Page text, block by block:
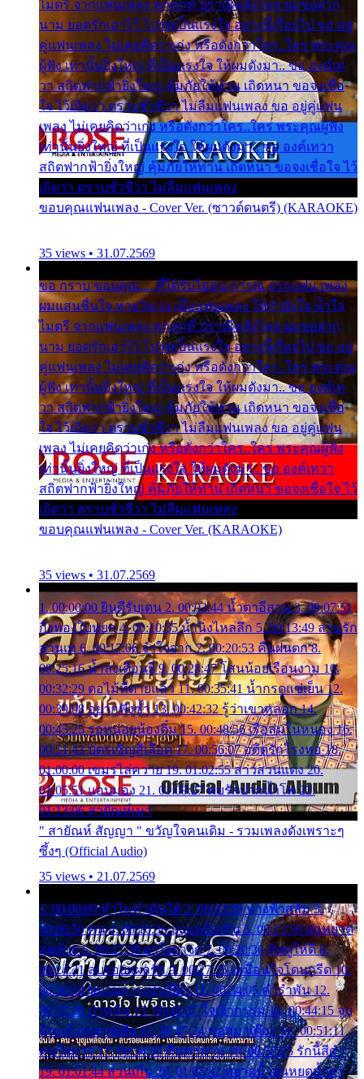
ไมตรี จากแฟนเพลง ทุกทุกที่ ปราณีหลั่งไหล ผมขอฝาก
นาม ยอดรักเอาไว้ โปรดเป็นแรงใจ อย่างนี้เรื่อยไป ขอ อยู่
คู่แฟนเพลง ไม่เคยคิดว่าเก่ง หรือดังกว่าใคร..ใคร พระคุณ
ผู้ฟัง เท่านั้นยิ่งใหญ่ ที่เป็นแรงใจ ให้ผมดังมา.. ขอ องค์เท
วา สถิตฟากฟ้ายิ่งใหญ่ คุ้มภัยให้ท่าน เถิดหนา ขอจงเชื่อ
ใจ ไว้เถิดว่า ตราบชั่วชีวา ไม่ลืมแฟนเพลง ขอ อยู่คู่แฟน
เพลง ไม่เคยคิดว่าเก่ง หรือดังกว่าใคร..ใคร พระคุณผู้ฟัง
เท่านั้นยิ่งใหญ่ ที่เป็นแรงใจ ให้ผมดังมา.. ขอ องค์เทวา
สถิตฟากฟ้ายิ่งใหญ่ คุ้มภัยให้ท่าน เถิดหนา ขอจงเชื่อใจ ไว้
เถิดว่า ตราบชั่วชีวา ไม่ลืมแฟนเพลง
ขอบคุณแฟนเพลง - Cover Ver. (ซาวด์ดนตรี) (KARAOKE)
35 views • 31.07.2569
ขอ กราบ ขอบคุณ.... ที่ได้รับไออุ่น การุณ จากแฟน เพลง
ผมแสนชื่นใจ หายวังเวง เมื่อแฟนเพลง ให้กำลังใจ น้ำใจ
ไมตรี จากแฟนเพลง ทุกทุกที่ ปราณีหลั่งไหล ผมขอฝาก
นาม ยอดรักเอาไว้ โปรดเป็นแรงใจ อย่างนี้เรื่อยไป ขอ อยู่
คู่แฟนเพลง ไม่เคยคิดว่าเก่ง หรือดังกว่าใคร..ใคร พระคุณ
ผู้ฟัง เท่านั้นยิ่งใหญ่ ที่เป็นแรงใจ ให้ผมดังมา.. ขอ องค์เท
วา สถิตฟากฟ้ายิ่งใหญ่ คุ้มภัยให้ท่าน เถิดหนา ขอจงเชื่อ
ใจ ไว้เถิดว่า ตราบชั่วชีวา ไม่ลืมแฟนเพลง ขอ อยู่คู่แฟน
เพลง ไม่เคยคิดว่าเก่ง หรือดังกว่าใคร..ใคร พระคุณผู้ฟัง
เท่านั้นยิ่งใหญ่ ที่เป็นแรงใจ ให้ผมดังมา.. ขอ องค์เทวา
สถิตฟากฟ้ายิ่งใหญ่ คุ้มภัยให้ท่าน เถิดหนา ขอจงเชื่อใจ ไว้
เถิดว่า ตราบชั่วชีวา ไม่ลืมแฟนเพลง
ขอบคุณแฟนเพลง - Cover Ver. (KARAOKE)
35 views • 31.07.2569
1. 00:00:00 ยินดีรับเดน 2. 00:03:44 น้ำตาอีสาน 3. 00:07:51
กิ่งทองใบหยก 4. 00:10:35 น้ำนิ่งไหลลึก 5. 00:13:49 ลานรัก
ลานเท 6. 00:17:06 จำใจจาก 7. 00:20:53 คืนฝนตก 8.
00:25:16 น้ำลงเดือนยี่ 9. 00:28:47 โสนน้อยเรือนงาม 10.
00:32:29 ตอไม้ที่ตายแล้ว 11. 00:35:41 น้ำกรดแช่เย็น 12.
00:39:08 อยากฟังซ้ำ 13. 00:42:32 รู้ว่าเขาหลอก 14.
00:45:25 รอหน่อยน้องติ๋ม 15. 00:48:56 เรือล่มในหนอง 16.
00:51:43 บัตรเชิญสีเลือด 17. 00:56:07 อดีตรักโรงทอ 18.
01:00:00 เขมรไล่ควาย 19. 01:02:55 สาวสวนแตง 20.
01:05:51 แอบมอง 21. 01:09:27 พบรักปากน้ำโพ 22.
01:13:06 สายัณห์เมา
" สายัณห์ สัญญา " ขวัญใจคนเดิม - รวมเพลงดังเพราะๆ
ซึ้งๆ (Official Audio)
35 views • 21.07.2569
1. 00:00:00 ทำไมทำฉันได้ 2. 00:03:20 นางฟ้าสลัม 3.
00:06:50 คน 4. 00:10:36 บุญเหลือเกิน 5. 00:13:58 ฝนหยาด
สุดท้าย 6. 00:17:30 ยาใจยาจก 7. 00:20:30 คิดดูให้ดี 8.
00:24:21 ลบรอยแผลรัก 9. 00:27:35 เหมือนใจโดนกรีด 10.
00:30:54 ขบวนการเปาเปียว 11. 00:34:05 คำรำพัน 12.
00:37:20 ปาหนัน 13. 00:40:37 ใจเจ้ากรรม 14. 00:44:15 จูบ
ฉันแล้วจงตายเสีย 15. 00:47:24 ขอสูมาเต๊อะ 16. 00:51:11
คนใจมาร 17. 00:54:50 คืนทรมาน 18. 00:58:25 รักนี้สีดำ
19. 01:01:44 ส่วนเกิน 20. 01:05:42 หยาดน้ำฝนหยดน้ำตา